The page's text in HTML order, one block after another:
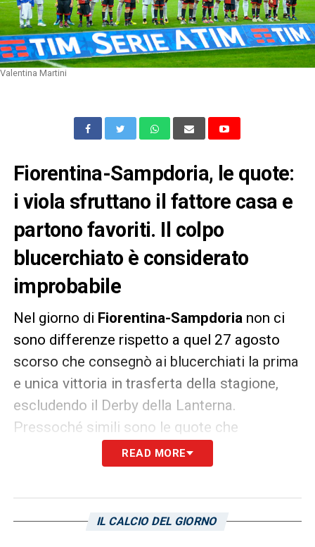
Valentina Martini
Fiorentina-Sampdoria, le quote:
i viola sfruttano il fattore casa e
partono favoriti. Il colpo
blucerchiato è considerato
improbabile
Nel giorno di Fiorentina-Sampdoria non ci
sono differenze rispetto a quel 27 agosto
scorso che consegnò ai blucerchiati la prima
e unica vittoria in trasferta della stagione,
escludendo il Derby della Lanterna.
Pressoché simili sono le quote che
compaiono sui migliori siti di scommesse in
Italia, considerando lasquadra viola favorita
1,87. Il successo blucerchiato, invece, è
READ MORE
IL CALCIO DEL GIORNO